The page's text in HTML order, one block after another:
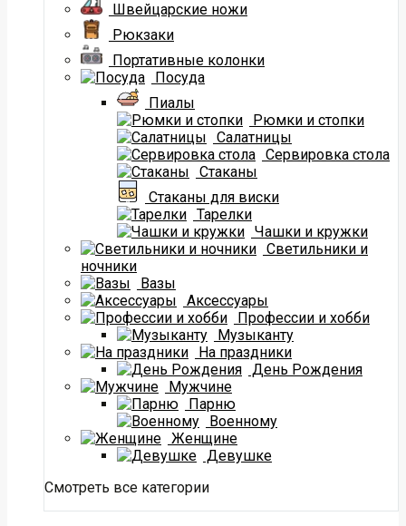
Швейцарские ножи
Рюкзаки
Портативные колонки
Посуда
Пиалы
Рюмки и стопки
Салатницы
Сервировка стола
Стаканы
Стаканы для виски
Тарелки
Чашки и кружки
Светильники и
ночники
Вазы
Аксессуары
Профессии и хобби
Музыканту
На праздники
День Рождения
Мужчине
Парню
Военному
Женщине
Девушке
Смотреть все категории